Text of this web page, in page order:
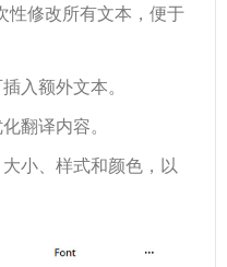
性修改所有文本，便于
入额外文本。
翻译内容。
大小、样式和颜色，以